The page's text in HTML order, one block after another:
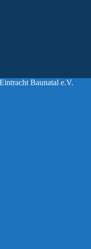
Baunatal e.V.